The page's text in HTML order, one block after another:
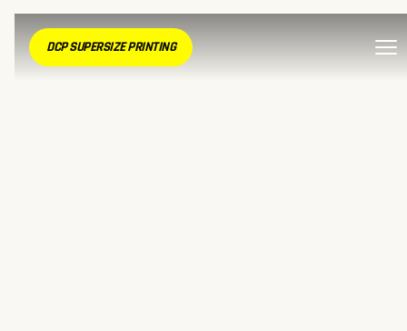
DCP SUPERSIZE PRINTING